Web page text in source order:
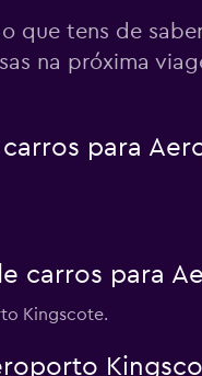
que tens de
na próxima
para
carros para
Kingscote.